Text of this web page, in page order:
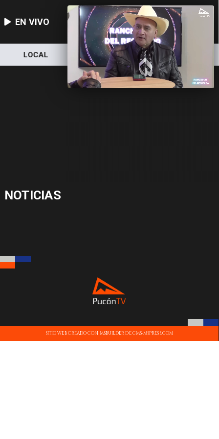
EN VIVO
LOCAL NACIONAL DEPORTES
NOTICIAS
SITIO WEB CREADO CON MSBUILDER DE CMS-MSPRESS.COM